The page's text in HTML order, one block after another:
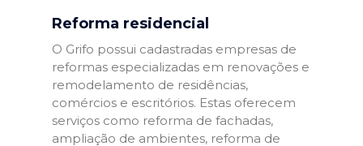
Reforma residencial
O Grifo possui cadastradas empresas de
reformas especializadas em renovações e
remodelamento de residências,
comércios e escritórios. Estas oferecem
serviços como reforma de fachadas,
ampliação de ambientes, reforma de